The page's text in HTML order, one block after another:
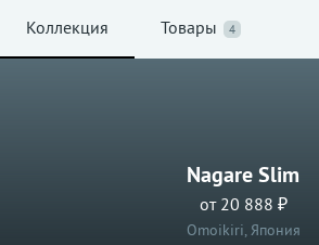
Коллекция Товары 4
Nagare Slim
от 20 888 ₽
Omoikiri, Япония